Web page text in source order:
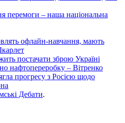
перемоги – наша національна
офлайн-навчання, мають
постачати зброю Україні
нафтопереробку – Вітренко
прогресу з Росією щодо
Дебати.